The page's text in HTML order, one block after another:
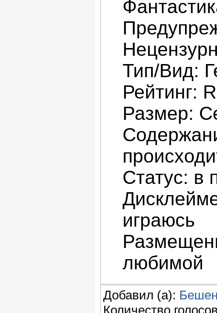
Тип/Вид:
Рейтинг: R
Размер:
Статус: в
играюсь
любимой
Добавил (а):
Количество